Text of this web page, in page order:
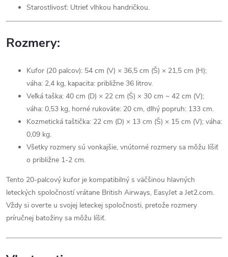
Starostlivosť: Utrieť vlhkou handričkou.
Rozmery:
Kufor (20 palcov): 54 cm (V) × 36,5 cm (Š) × 21,5 cm (H);
váha: 2,4 kg, kapacita: približne 36 litrov.
Veľká taška: 40 cm (D) × 22 cm (Š) × 30 cm ~ 42 cm (V);
váha: 0,53 kg, horné rukoväte: 20 cm, dlhý popruh: 133 cm.
Kozmetická taštička: 22 cm (D) × 13 cm (Š) × 15 cm (V); váha:
0,09 kg.
Všetky rozmery sú vonkajšie, vnútorné rozmery sa môžu líšiť
o približne 1-2 cm.
Tento 20-palcový kufor je kompatibilný s väčšinou hlavných
leteckých spoločností vrátane British Airways, EasyJet a Jet2.com.
Vždy si overte u svojej leteckej spoločnosti, pretože rozmery
príručnej batožiny sa môžu líšiť.